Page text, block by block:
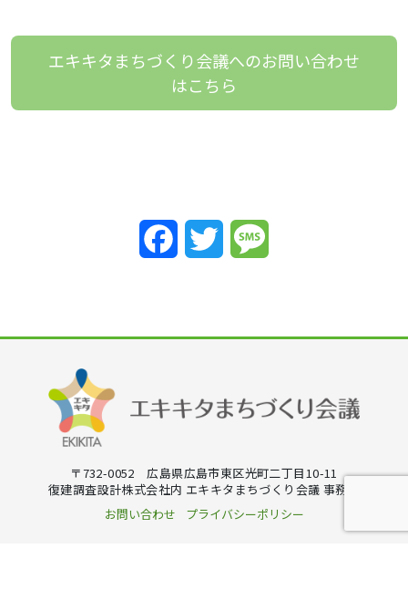
エキキタまちづくり会議へのお問い合わせ
はこちら
FacebookTwitter
〒732-0052 広島県広島市東区光町二丁目10-11
復建調査設計株式会社内 エキキタまちづくり会議 事務局
お問い合わせ
プライバシーポリシー